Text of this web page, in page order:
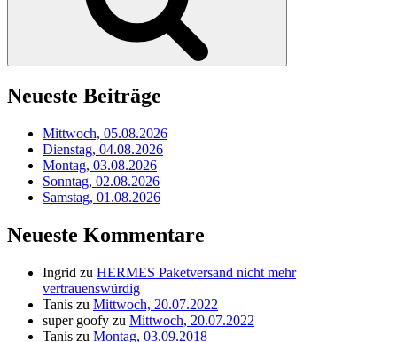
Neueste Beiträge
Mittwoch, 05.08.2026
Dienstag, 04.08.2026
Montag, 03.08.2026
Sonntag, 02.08.2026
Samstag, 01.08.2026
Neueste Kommentare
Ingrid zu HERMES Paketversand nicht mehr
vertrauenswürdig
Tanis zu Mittwoch, 20.07.2022
super goofy zu Mittwoch, 20.07.2022
Tanis zu Montag, 03.09.2018